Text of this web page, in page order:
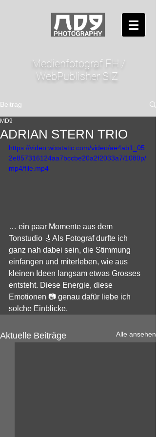
Medienfotograf FH /
WebPublisher SIZ
Beitrag
ADRIAN STERN TRIO
MD9
https://video.wixstatic.com/video/ae4ab1_05
2e857316124aa7bccbe20a2f2033a7/1080p/
mp4/file.mp4
… ein paar Momente aus dem
Tonstudio 🎸Als Fotograf durfte ich
ganz nah dabei sein, die Stimmung
einfangen und miterleben, wie aus
kleinen Ideen langsam etwas Grosses
entsteht. Diese Energie, diese
Emotionen 📷 genau dafür liebe ich
solche Einblicke.
Aktuelle Beiträge Alle ansehen